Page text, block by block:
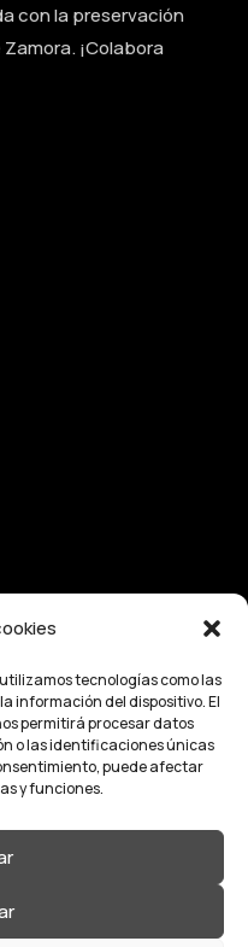
tecnologías como las
información del dispositivo. El
permitirá procesar datos
o las identificaciones únicas
puede afectar
y funciones.
con la preservación
¡Colabora